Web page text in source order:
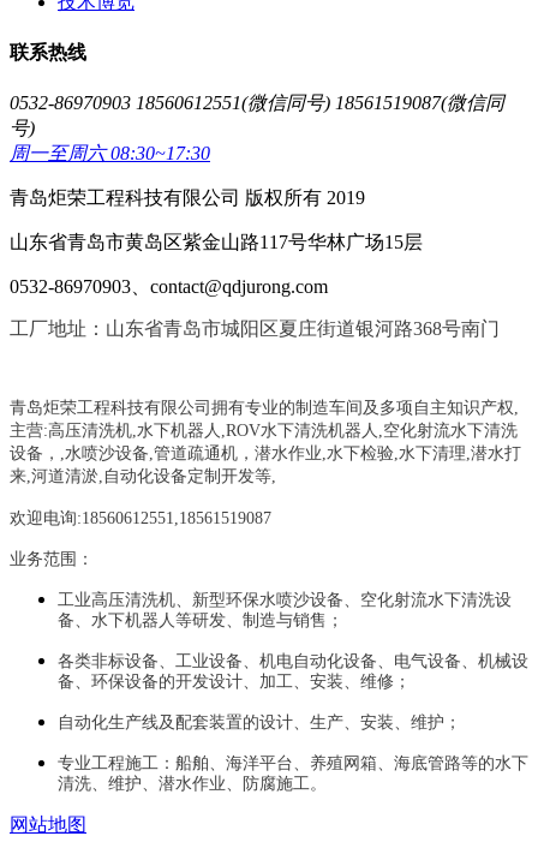
联系热线
0532-86970903 18560612551(微信同号) 18561519087(微信同
号)
周一至周六 08:30~17:30
青岛炬荣工程科技有限公司 版权所有 2019
山东省青岛市黄岛区紫金山路117号华林广场15层
0532-86970903、contact@qdjurong.com
工厂地址：山东省青岛市城阳区夏庄街道银河路368号南门
青岛炬荣工程科技有限公司拥有专业的制造车间及多项自主知识产权,
主营:高压清洗机,水下机器人,ROV水下清洗机器人,空化射流水下清洗
设备， ,水喷沙设备,管道疏通机 ， 潜水作业,水下检验,水下清理,潜水打
来,河道清淤,自动化设备定制开发等,
欢迎电询:18560612551,18561519087
业务范围：
工业高压清洗机、新型环保水喷沙设备、空化射流水下清洗设
备、水下机器人等研发、制造与销售；
各类非标设备、工业设备、机电自动化设备、电气设备、机械设
备、环保设备的开发设计、加工、安装、维修；
自动化生产线及配套装置的设计、生产、安装、维护；
专业工程施工：船舶、海洋平台、养殖网箱、海底管路等的水下
清洗、维护、潜水作业、防腐施工。
网站地图